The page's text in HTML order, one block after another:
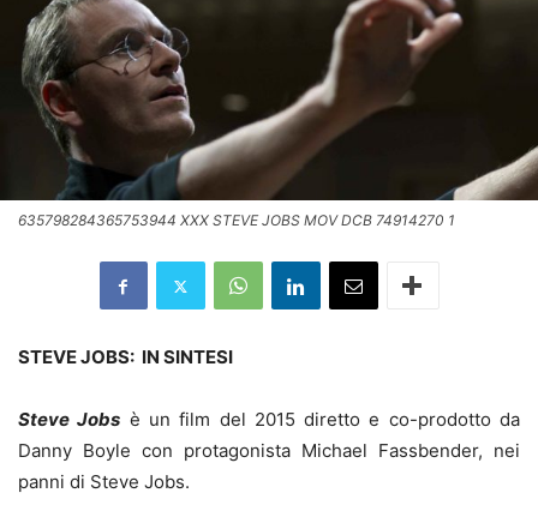
635798284365753944 XXX STEVE JOBS MOV DCB 74914270 1
STEVE JOBS: IN SINTESI
Steve Jobs è un film del 2015 diretto e co-prodotto da
Danny Boyle con protagonista Michael Fassbender, nei
panni di Steve Jobs.